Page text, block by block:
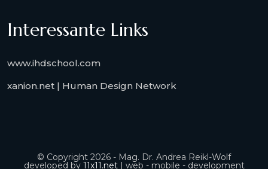
Interessante Links
www.ihdschool.com
xanion.net | Human Design Network
© Copyright 2026 - Mag. Dr. Andrea Reikl-Wolf
developed by 11x11.net| web - mobile - development